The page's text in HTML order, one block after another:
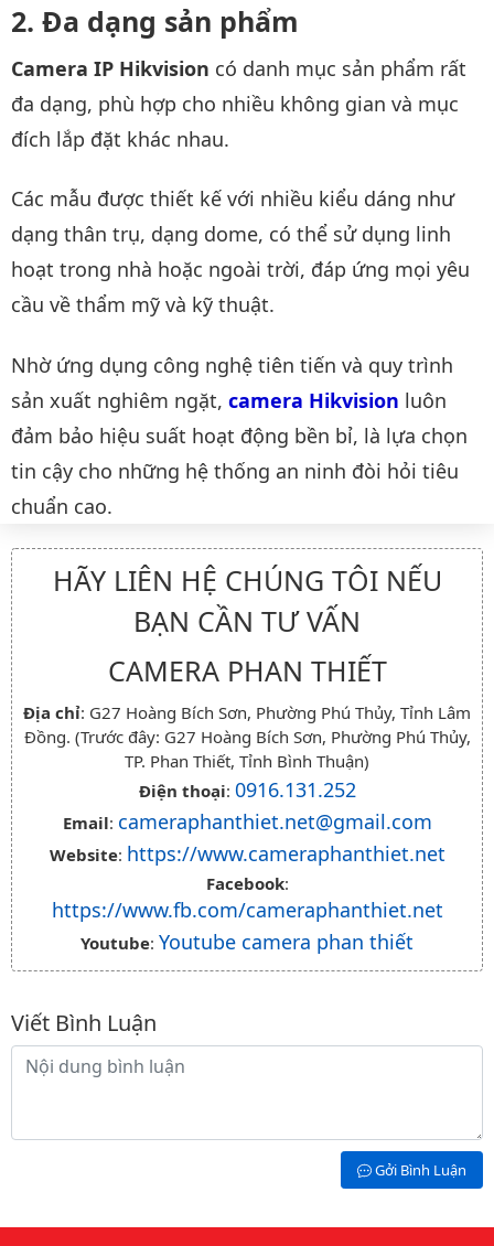
Đa dạng sản phẩm
Camera IP Hikvision có danh mục sản phẩm rất
đa dạng, phù hợp cho nhiều không gian và mục
đích lắp đặt khác nhau.
Các mẫu được thiết kế với nhiều kiểu dáng như
dạng thân trụ, dạng dome, có thể sử dụng linh
hoạt trong nhà hoặc ngoài trời, đáp ứng mọi yêu
cầu về thẩm mỹ và kỹ thuật.
Nhờ ứng dụng công nghệ tiên tiến và quy trình
sản xuất nghiêm ngặt, camera Hikvision luôn
đảm bảo hiệu suất hoạt động bền bỉ, là lựa chọn
tin cậy cho những hệ thống an ninh đòi hỏi tiêu
chuẩn cao.
HÃY LIÊN HỆ CHÚNG TÔI NẾU
BẠN CẦN TƯ VẤN
CAMERA PHAN THIẾT
Địa chỉ: G27 Hoàng Bích Sơn, Phường Phú Thủy, Tỉnh Lâm
Đồng. (Trước đây: G27 Hoàng Bích Sơn, Phường Phú Thủy,
TP. Phan Thiết, Tỉnh Bình Thuận)
Điện thoại: 0916.131.252
Email: cameraphanthiet.net@gmail.com
Website: https://www.cameraphanthiet.net
Facebook:
https://www.fb.com/cameraphanthiet.net
Youtube: Youtube camera phan thiết
Viết Bình Luận
Nội dung bình luận
Gởi Bình Luận